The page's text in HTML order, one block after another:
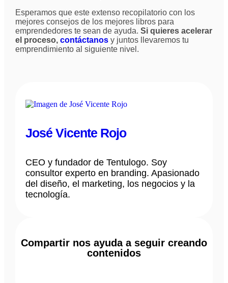
Esperamos que este extenso recopilatorio con los
mejores consejos de los mejores libros para
emprendedores te sean de ayuda. Si quieres acelerar
el proceso, contáctanosy juntos llevaremos tu
emprendimiento al siguiente nivel.
José Vicente Rojo
CEO y fundador de Tentulogo. Soy
consultor experto en branding. Apasionado
del diseño, el marketing, los negocios y la
tecnología.
Compartir nos ayuda a seguir creando
contenidos